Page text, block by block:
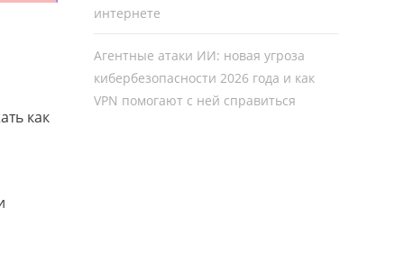
как
интернете
Агентные атаки ИИ: новая угроза
кибербезопасности 2026 года и как
VPN помогают с ней справиться